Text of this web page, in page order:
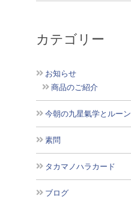
カテゴリー
お知らせ
商品のご紹介
今朝の九星氣学とルーン
素問
タカマノハラカード
ブログ